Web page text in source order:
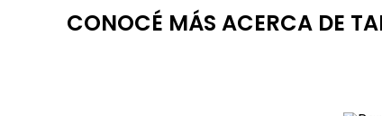
CONOCÉ MÁS ACERCA DE